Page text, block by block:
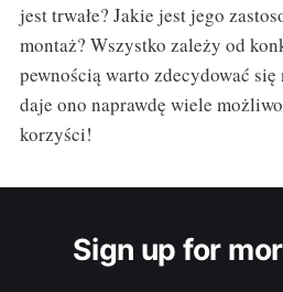
jest trwałe? Jakie jest jego
montaż? Wszystko zależy od
pewnością warto zdecydować
daje ono naprawdę wiele
korzyści!
Sign up for